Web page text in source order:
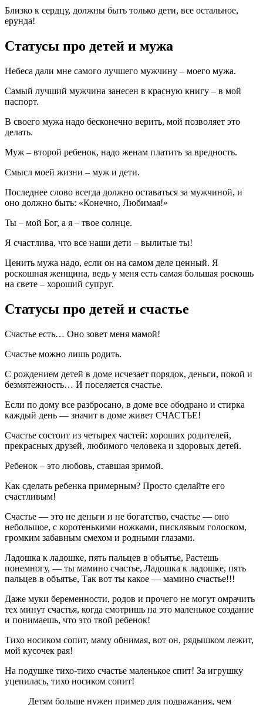
Близко к сердцу, должны быть только дети, все остальное,
ерунда!
Статусы про детей и мужа
Небеса дали мне самого лучшего мужчину – моего мужа.
Самый лучший мужчина занесен в красную книгу – в мой
паспорт.
В своего мужа надо бесконечно верить, мой позволяет это
делать.
Муж – второй ребенок, надо женам платить за вредность.
Смысл моей жизни – муж и дети.
Последнее слово всегда должно оставаться за мужчиной, и
оно должно быть: «Конечно, Любимая!»
Ты – мой Бог, а я – твое солнце.
Я счастлива, что все наши дети – вылитые ты!
Ценить мужа надо, если он на самом деле ценный. Я
роскошная женщина, ведь у меня есть самая большая роскошь
на свете – хороший супруг.
Статусы про детей и счастье
Счастье есть… Оно зовет меня мамой!
Счастье можно лишь родить.
С рождением детей в доме исчезает порядок, деньги, покой и
безмятежность… И поселяется счастье.
Если по дому все разбросано, в доме все ободрано и стирка
каждый день — значит в доме живет СЧАСТЬЕ!
Счастье состоит из четырех частей: хороших родителей,
прекрасных друзей, любимого человека и здоровых детей.
Ребенок – это любовь, ставшая зримой.
Как сделать ребенка примерным? Просто сделайте его
счастливым!
Счастье — это не деньги и не богатство, счастье — оно
небольшое, с коротенькими ножками, писклявым голоском,
громким забавным смехом и родными глазами.
Ладошка к ладошке, пять пальцев в объятье, Растешь
понемногу, — ты мамино счастье, Ладошка к ладошке, пять
пальцев в объятье, Так вот ты какое — мамино счастье!!!
Даже муки беременности, родов и прочего не могут омрачить
тех минут счастья, когда смотришь на это маленькое создание
и понимаешь, что это твой ребенок!
Тихо носиком сопит, маму обнимая, вот он, рядышком лежит,
мой кусочек рая!
На подушке тихо-тихо счастье маленькое спит! За игрушку
уцепилась, тихо носиком сопит!
Детям больше нужен пример для подражания, чем